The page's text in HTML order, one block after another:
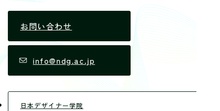
お問い合わせ
info@ndg.ac.jp
日本デザイナー学院